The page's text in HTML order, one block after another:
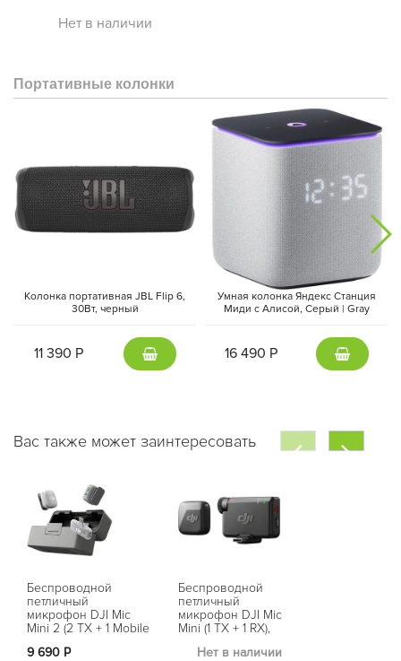
Нет в наличии
Портативные колонки
Колонка портативная JBL Flip 6,
30Вт, черный
11 390 Р
Умная колонка Яндекс Станция
Миди с Алисой, Cерый | Gray
16 490 Р
Вас также может заинтересовать
Беспроводной
петличный
микрофон DJI Mic
Mini 2 (2 TX + 1 Mobile
Черный | Black
9 690 Р
Беспроводной
петличный
микрофон DJI Mic
Mini (1 TX + 1 RX),
Нет в наличии